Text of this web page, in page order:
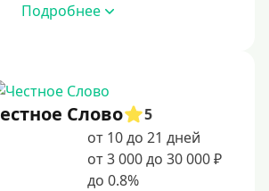
Подробнее
Слово
5
от 10 до 21 дней
от 3 000 до 30 000 ₽
до 0.8%